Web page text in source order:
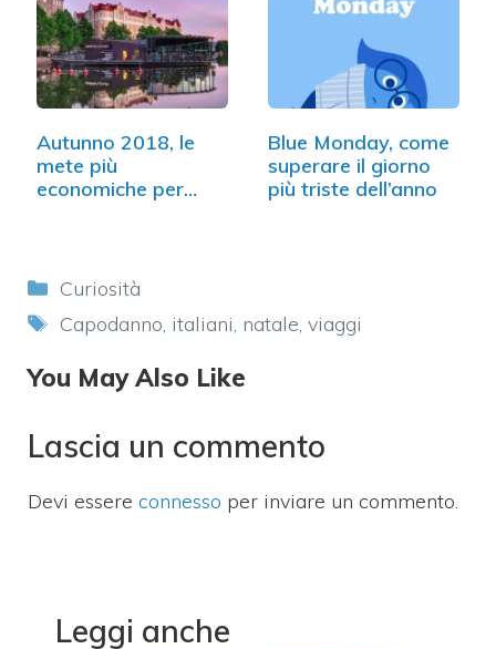
Autunno 2018, le
mete più
economiche per
Blue Monday, come
superare il giorno
più triste dell’anno
Categorie
Curiosità
Tag
Capodanno, italiani, natale, viaggi
You May Also Like
Lascia un commento
Devi essere connesso per inviare un commento.
Leggi anche